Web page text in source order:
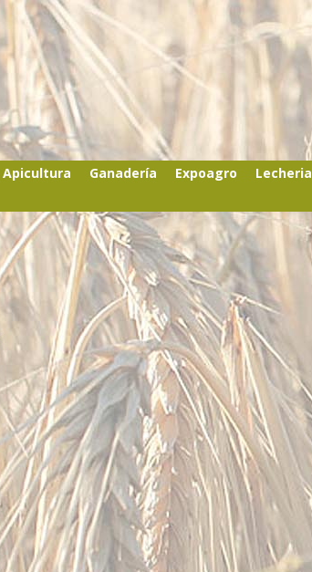
Apicultura Ganadería Expoagro Lecheria